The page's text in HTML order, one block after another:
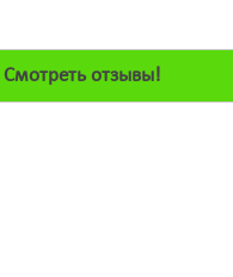
Смотреть отзывы!